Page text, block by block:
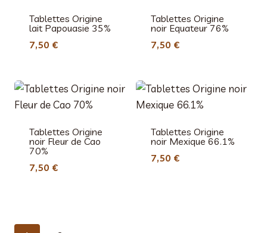
Tablettes Origine
lait Papouasie 35%
7,50 €
Tablettes Origine
noir Equateur 76%
7,50 €
Tablettes Origine
noir Fleur de Cao
70%
7,50 €
Tablettes Origine
noir Mexique 66.1%
7,50 €